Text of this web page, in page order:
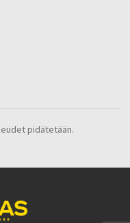
pidätetään.